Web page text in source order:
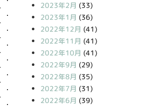
2023年2月 (33)
2023年1月 (36)
2022年12月 (41)
2022年11月 (41)
2022年10月 (41)
2022年9月 (29)
2022年8月 (35)
2022年7月 (31)
2022年6月 (39)